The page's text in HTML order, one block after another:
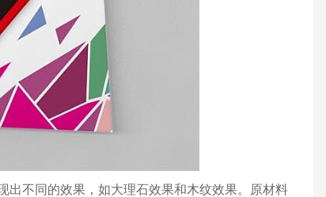
出不同的效果，如大理石效果和木纹效果。原材料